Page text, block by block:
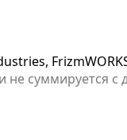
не суммируется